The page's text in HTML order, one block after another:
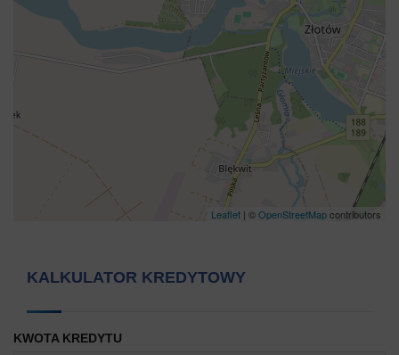
Leaflet | ©OpenStreetMapcontributors
KALKULATOR KREDYTOWY
KWOTA KREDYTU